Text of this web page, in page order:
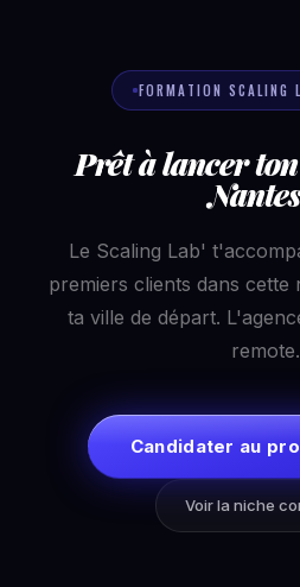
FORMATION SCALING
Prêt à lancer
Le Scaling Lab'
premiers clients dans
ta ville de départ.
remote.
Candidater au
Voir la niche